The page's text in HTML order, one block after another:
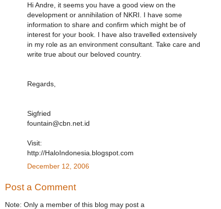
Hi Andre, it seems you have a good view on the
development or annihilation of NKRI. I have some
information to share and confirm which might be of
interest for your book. I have also travelled extensively
in my role as an environment consultant. Take care and
write true about our beloved country.
Regards,
Sigfried
fountain@cbn.net.id
Visit:
http://HaloIndonesia.blogspot.com
December 12, 2006
Post a Comment
Note: Only a member of this blog may post a